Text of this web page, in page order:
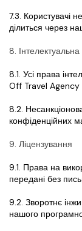
7.3. Користувачі
ділиться через
8. Інтелектуальна
8.1. Усі права
Off Travel Agency
8.2.
конфіденційних
9. Ліцензування
9.1. Права на
передані без
9.2. Зворотнє
нашого